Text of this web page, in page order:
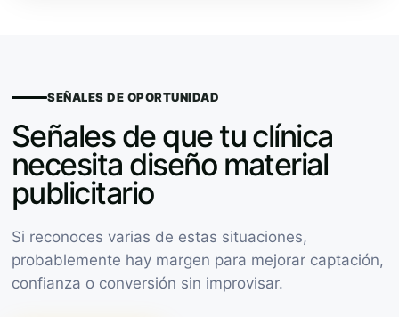
SEÑALES DE OPORTUNIDAD
Señales de que tu clínica
necesita diseño material
publicitario
Si reconoces varias de estas situaciones,
probablemente hay margen para mejorar captación,
confianza o conversión sin improvisar.